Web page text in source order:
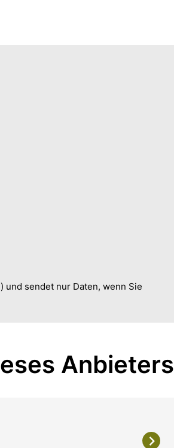
und sendet nur Daten, wenn Sie
Anbieters